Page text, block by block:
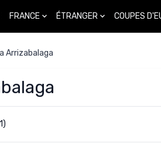
FRANCE ÉTRANGER COUPES
Arrizabalaga